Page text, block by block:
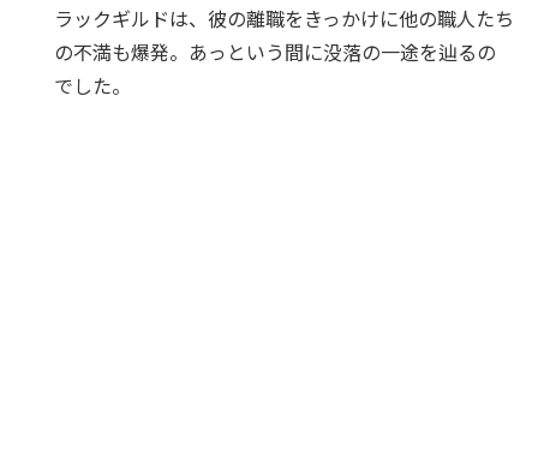
ラックギルドは、彼の離職をきっかけに他の職人たち
の不満も爆発。あっという間に没落の一途を辿るの
でした。